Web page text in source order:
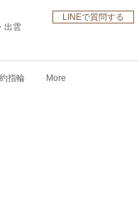
出雲
LINEで質問する
指輪 More